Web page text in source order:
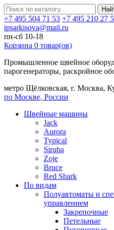
+7 495 504 71 53 +7 495 210 27
ipsarkisova@mail.ru
пн-сб 10-18
Корзина 0 товар(ов)
Промышленное швейное
парогенераторы, раскройное
метро Щёлковская, г. Москва,
по Москве, России
Швейные машины
Jack
Aurora
Typical
Siruba
Zoje
Bruce
Red Shark
По видам
Полуавтоматы и
управлением
Закрепочные
Петельные